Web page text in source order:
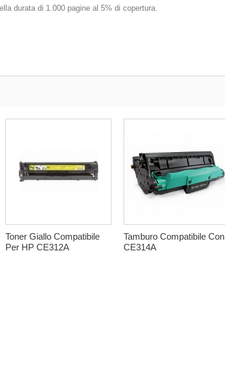
durata di 1.000 pagine al 5% di copertura.
Toner Giallo Compatibile
Per HP CE312A
Tamburo Compatibile Con
CE314A